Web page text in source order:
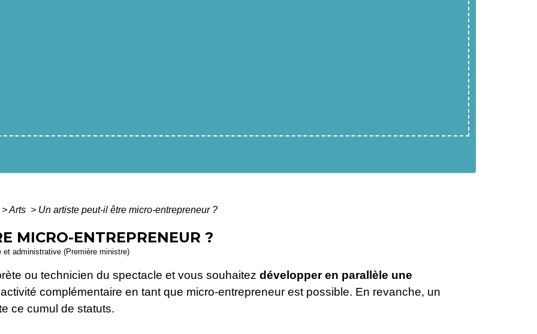
>Arts > Un artiste peut-il être micro-entrepreneur ?
MICRO-ENTREPRENEUR ?
administrative (Première ministre)
ou technicien du spectacle et vous souhaitez développer en parallèle une
complémentaire en tant que micro-entrepreneur est possible. En revanche, un
ce cumul de statuts.